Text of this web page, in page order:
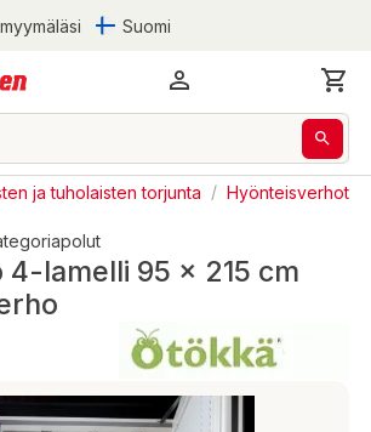
Suomi
ja tuholaisten torjunta / Hyönteisverhot
4-lamelli 95 x 215 cm